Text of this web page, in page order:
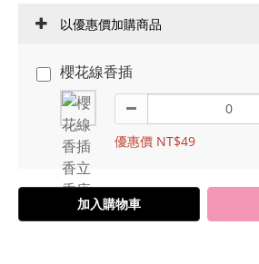
以優惠價加購商品
櫻花線香插
優惠價 NT$49
加入購物車